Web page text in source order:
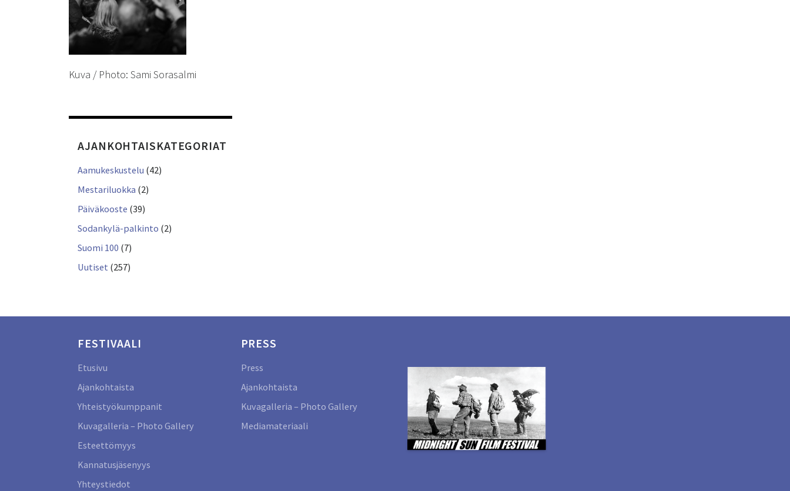
Kuva / Photo: Sami Sorasalmi
AJANKOHTAISKATEGORIAT
Aamukeskustelu (42)
Mestariluokka (2)
Päiväkooste (39)
Sodankylä-palkinto (2)
Suomi 100 (7)
Uutiset (257)
FESTIVAALI
Etusivu
Ajankohtaista
Yhteistyökumppanit
Kuvagalleria – Photo Gallery
Esteettömyys
Kannatusjäsenyys
Yhteystiedot
PRESS
Press
Ajankohtaista
Kuvagalleria – Photo Gallery
Mediamateriaali